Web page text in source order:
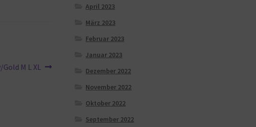
M L XL
April 2023
März 2023
Februar 2023
Januar 2023
Dezember 2022
November 2022
Oktober 2022
September 2022